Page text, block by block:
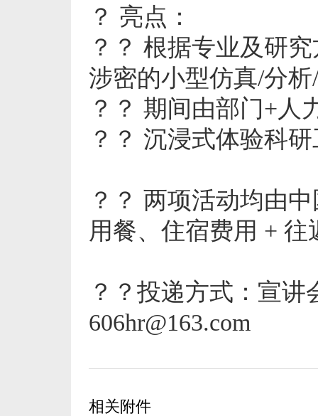
？ 亮点：
？？ 根据专业及研
涉密的小型仿真/分
？？ 期间由部门+人
？？ 沉浸式体验科
？？ 两项活动均由
用餐、住宿费用 + 往
？？投递方式：宣
606hr@163.com
相关附件